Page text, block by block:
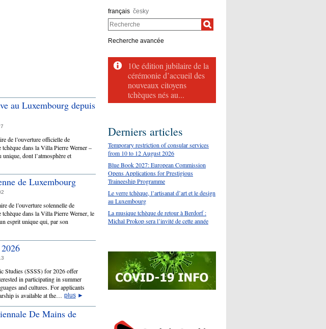
français česky
Recherche
Recherche avancée
au Luxembourg depuis
de l’ouverture officielle de
tchèque dans la Villa Pierre Werner –
dont l’atmosphère et
de Luxembourg
de l’ouverture solennelle de
tchèque dans la Villa Pierre Werner, le
esprit unique qui, par son
Studies (SSSS) for 2026 offer
in participating in summer
and cultures. For applicants
is available at the… plus►
De Mains de
Derniers articles
Temporary restriction of consular services
from 10 to 12 August 2026
Blue Book 2027: European Commission
Opens Applications for Prestigious
Traineeship Programme
Le verre tchèque, l’artisanat d’art et le design
au Luxembourg
La musique tchèque de retour à Berdorf :
Michal Prokop sera l’invité de cette année